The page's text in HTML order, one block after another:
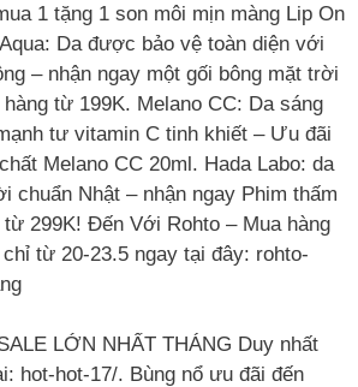
1 tặng 1 son môi mịn màng Lip On
Da được bảo vệ toàn diện với
– nhận ngay một gối bông mặt trời
từ 199K. Melano CC: Da sáng
tư vitamin C tinh khiết – Ưu đãi
Melano CC 20ml. Hada Labo: da
chuẩn Nhật – nhận ngay Phim thấm
299K! Đến Với Rohto – Mua hàng
từ 20-23.5 ngay tại đây: rohto-
LỚN NHẤT THÁNG Duy nhất
hot-hot-17/. Bùng nổ ưu đãi đến